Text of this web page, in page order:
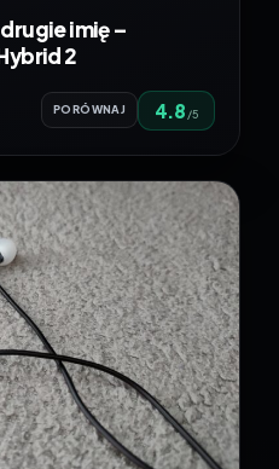
imię –
2
PORÓWNAJ 4.8 /5